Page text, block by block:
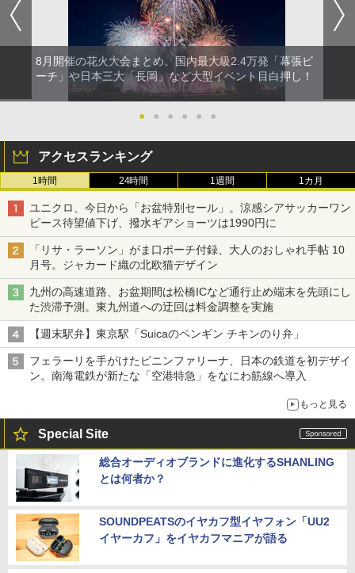
8月開催の花火大会まとめ。国内最大級2.4万発「幕張ビ
ーチ」や日本三大「長岡」など大型イベント目白押し！
● ● ● ● ● ●
アクセスランキング
1時間 24時間 1週間 1カ月
ユニクロ、今日から「お盆特別セール」。涼感シアサッカーワン
ピース待望値下げ、撥水ギアショーツは1990円に
「リサ・ラーソン」がま口ポーチ付録、大人のおしゃれ手帖 10
月号。ジャカード織の北欧猫デザイン
九州の高速道路、お盆期間は松橋ICなど通行止め端末を先頭にし
た渋滞予測。東九州道への迂回は料金調整を実施
【週末駅弁】東京駅「Suicaのペンギン チキンのり弁」
フェラーリを手がけたピニンファリーナ、日本の鉄道を初デザイ
ン。南海電鉄が新たな「空港特急」をなにわ筋線へ導入
もっと見る
Special Site
総合オーディオブランドに進化するSHANLING
とは何者か？
SOUNDPEATSのイヤカフ型イヤフォン「UU2
イヤーカフ」をイヤカフマニアが語る